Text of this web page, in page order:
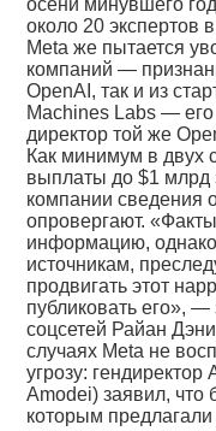
осени минувшего
около 20 экспертов
Meta же пытается
компаний —
OpenAI, так и из
Machines Labs —
директор той же
Как минимум в двух
выплаты до $1 млрд
компании сведения
опровергают.
информацию,
источникам,
продвигать этот
публиковать его», —
соцсетей Райан
случаях Meta не
угрозу:
Amodei) заявил, что
которым